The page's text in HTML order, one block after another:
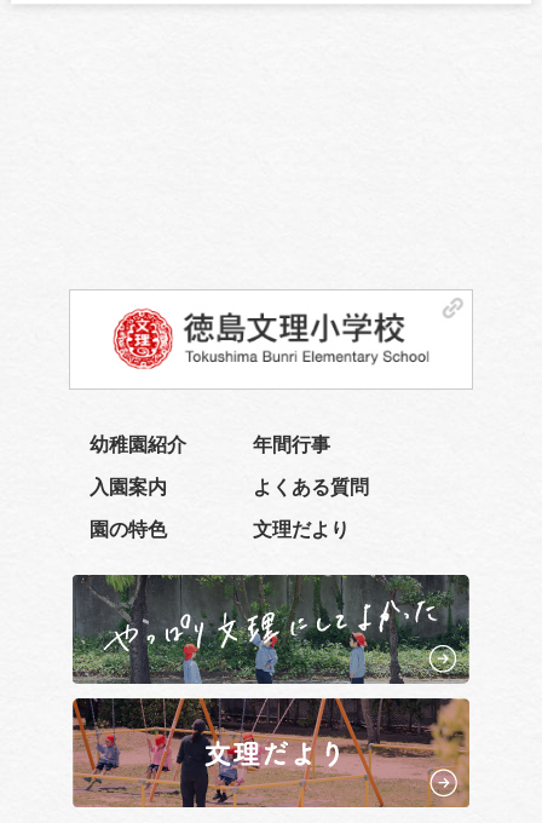
幼稚園紹介 年間行事
入園案内 よくある質問
園の特色 文理だより